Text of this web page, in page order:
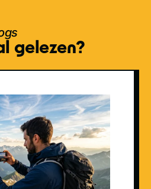
gelezen?